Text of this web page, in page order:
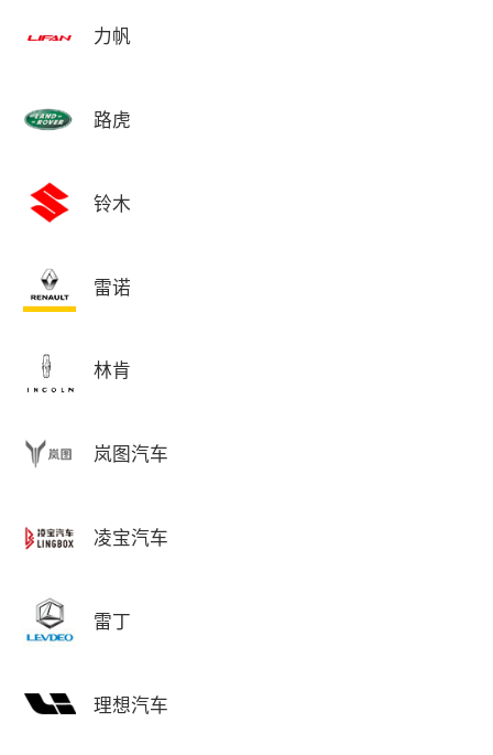
力帆
路虎
铃木
雷诺
林肯
岚图汽车
凌宝汽车
雷丁
理想汽车